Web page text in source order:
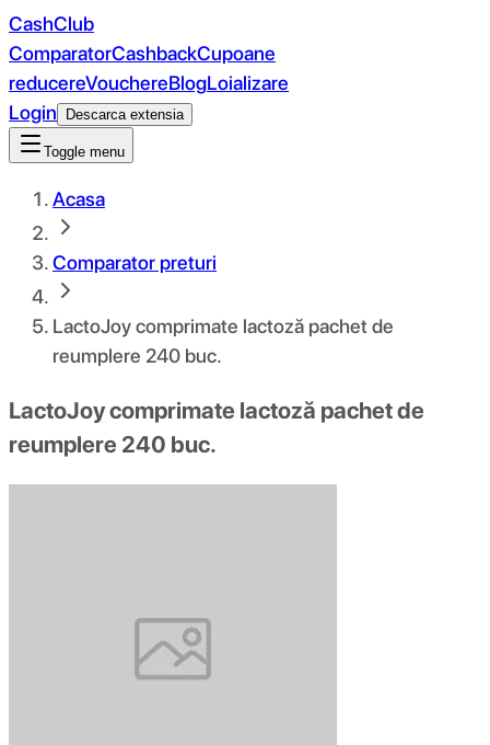
CashClub
ComparatorCashbackCupoane
reducereVouchereBlogLoializare
Login
Descarca extensia
Toggle menu
Acasa
Comparator preturi
LactoJoy comprimate lactoză pachet de
reumplere 240 buc.
LactoJoy comprimate lactoză pachet de
reumplere 240 buc.